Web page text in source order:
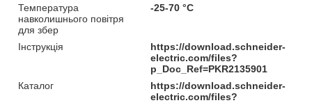
Температура
навколишнього повітря
для збер
-25-70 °C
Інструкція
https://download.schneider-
electric.com/files?
p_Doc_Ref=PKR2135901
Каталог
https://download.schneider-
electric.com/files?